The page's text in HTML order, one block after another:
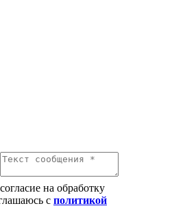
на обработку
с политикой